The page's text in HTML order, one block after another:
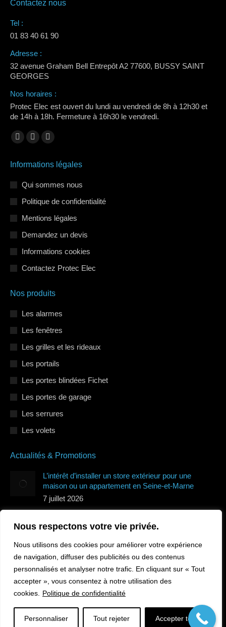
Nous respectons votre vie privée.
Nous utilisons des cookies pour améliorer votre expérience
de navigation, diffuser des publicités ou des contenus
personnalisés et analyser notre trafic. En cliquant sur « Tout
accepter », vous consentez à notre utilisation des
cookies.
Politique de confidentialité
Personnaliser Tout rejeter Accepter tout
Contactez nous
Tel :
01 83 40 61 90
Adresse :
32 avenue Graham Bell Entrepôt A2 77600, BUSSY SAINT
GEORGES
Nos horaires :
Protec Elec est ouvert du lundi au vendredi de 8h à 12h30 et
de 14h à 18h. Fermeture à 16h30 le vendredi.
Trouvez nous sur :
La
Facebook
s'ouvre
nouvelle
fenêtre
La
LinkedIn
s'ouvre
nouvelle
fenêtre
La
Instagram
s'ouvre
nouvelle
fenêtre
Informations légales
Qui sommes nous
Politique de confidentialité
Mentions légales
Demandez un devis
Informations cookies
Contactez Protec Elec
Nos produits
Les alarmes
Les fenêtres
Les grilles et les rideaux
Les portails
Les portes blindées Fichet
Les portes de garage
Les serrures
Les volets
Actualités & Promotions
L’intérêt d’installer un store extérieur pour une
maison ou un appartement en Seine-et-Marne
7 juillet 2026
la canicule en Île-de-France ?
Comment sécuriser sa maison en Île-de-France
pendant les vacances ?
10 juin 2026
© Protec Elec 2026. Tous droits réservés.